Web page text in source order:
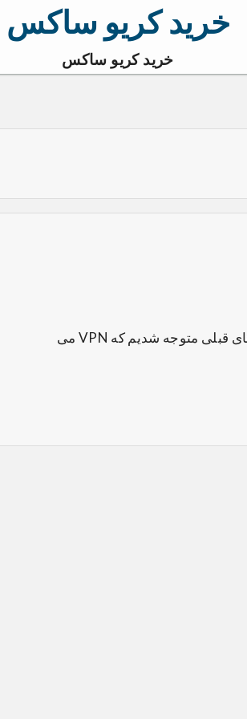
خرید کریو ساکس
خرید کریو ساکس
توصیه مهم هنگام خرید فیلترشکن ( VPN ) پس طبق مقاله های قبلی متوجه شدیم که VPN می